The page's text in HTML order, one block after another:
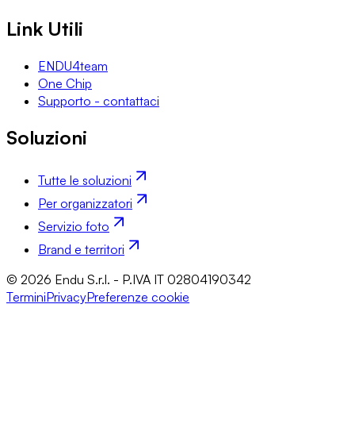
Link Utili
ENDU4team
One Chip
Supporto - contattaci
Soluzioni
Tutte le soluzioni
Per organizzatori
Servizio foto
Brand e territori
© 2026 Endu S.r.l. - P.IVA IT 02804190342
TerminiPrivacyPreferenze cookie